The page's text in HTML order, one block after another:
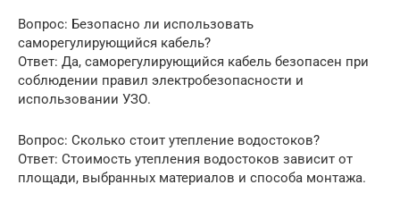
Вопрос: Безопасно ли использовать
саморегулирующийся кабель?
Ответ: Да, саморегулирующийся кабель безопасен при
соблюдении правил электробезопасности и
использовании УЗО.
Вопрос: Сколько стоит утепление водостоков?
Ответ: Стоимость утепления водостоков зависит от
площади, выбранных материалов и способа монтажа.